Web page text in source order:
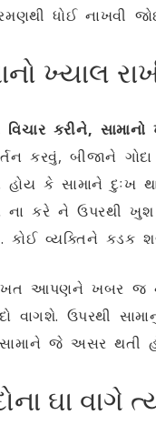
ધોઈ નાખવી
ખ્યાલ
વિચાર કરીને,
કરવું, બીજાને
હોય કે સામાને
ના કરે ને ઉપરથી
કોઈ વ્યક્તિને કડક
આપણને ખબર જ
વાગશે. ઉપરથી
જે અસર થતી
ઘા વાગે